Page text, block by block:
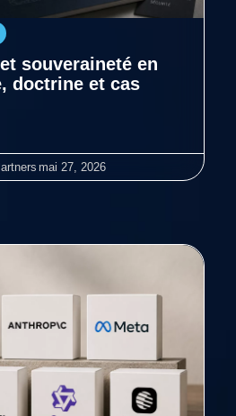
souveraineté en
doctrine et cas
mai 27, 2026